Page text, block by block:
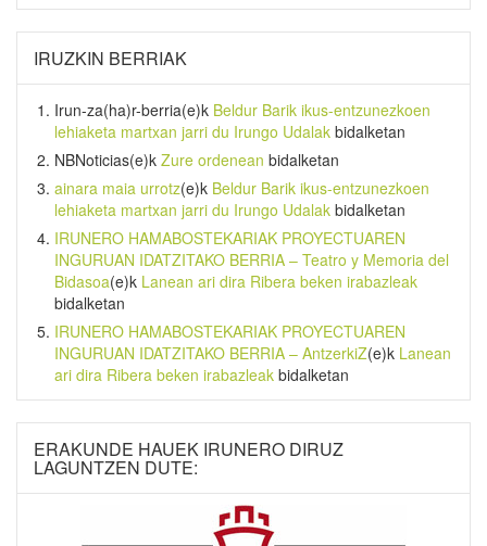
IRUZKIN BERRIAK
Irun-za(ha)r-berria(e)k Beldur Barik ikus-entzunezkoen
lehiaketa martxan jarri du Irungo Udalak bidalketan
NBNoticias(e)k Zure ordenean bidalketan
ainara maia urrotz(e)k Beldur Barik ikus-entzunezkoen
lehiaketa martxan jarri du Irungo Udalak bidalketan
IRUNERO HAMABOSTEKARIAK PROYECTUAREN
INGURUAN IDATZITAKO BERRIA – Teatro y Memoria del
Bidasoa(e)k Lanean ari dira Ribera beken irabazleak
bidalketan
IRUNERO HAMABOSTEKARIAK PROYECTUAREN
INGURUAN IDATZITAKO BERRIA – AntzerkiZ(e)k Lanean
ari dira Ribera beken irabazleak bidalketan
ERAKUNDE HAUEK IRUNERO DIRUZ
LAGUNTZEN DUTE: